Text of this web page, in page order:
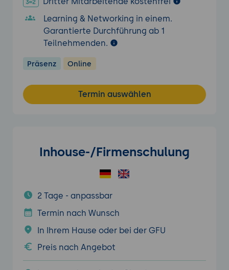
Learning & Networking in einem.
Garantierte Durchführung ab 1
Teilnehmenden.
Präsenz Online
Termin auswählen
Inhouse-/Firmenschulung
2 Tage - anpassbar
Termin nach Wunsch
In Ihrem Hause oder bei der GFU
Preis nach Angebot